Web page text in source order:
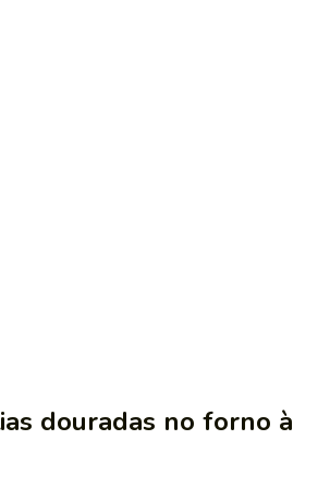
douradas no forno à